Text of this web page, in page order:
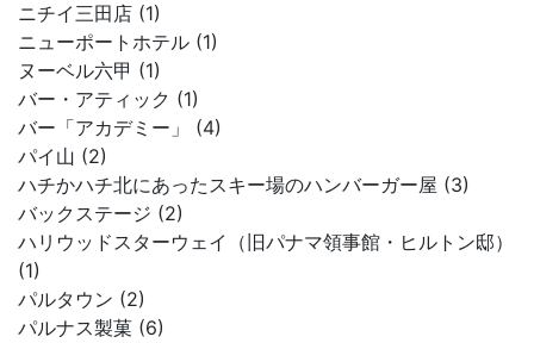
ニチイ三田店 (1)
ニューポートホテル (1)
ヌーベル六甲 (1)
バー・アティック (1)
バー「アカデミー」 (4)
パイ山 (2)
ハチかハチ北にあったスキー場のハンバーガー屋 (3)
バックステージ (2)
ハリウッドスターウェイ（旧パナマ領事館・ヒルトン邸）
(1)
パルタウン (2)
パルナス製菓 (6)